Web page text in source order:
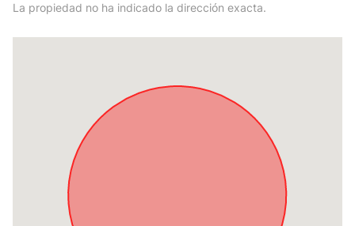
La propiedad no ha indicado la dirección exacta.